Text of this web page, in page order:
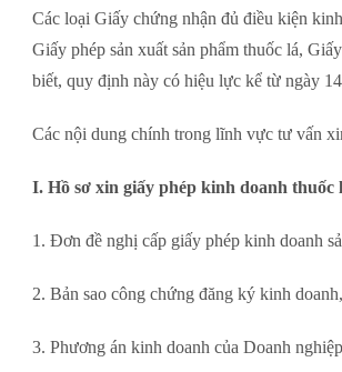
Các loại Giấy chứng nhận đủ điều kiện
Giấy phép sản xuất sản phẩm thuốc lá,
biết, quy định này có hiệu lực kể từ ngày
Các nội dung chính trong lĩnh vực tư vấn
I. Hồ sơ xin giấy phép kinh doanh thuốc
1. Đơn đề nghị cấp giấy phép kinh doanh
2. Bản sao công chứng đăng ký kinh
3. Phương án kinh doanh của Doanh